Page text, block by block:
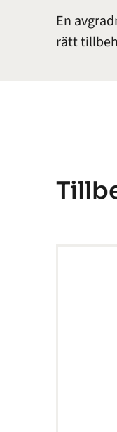
En
rätt